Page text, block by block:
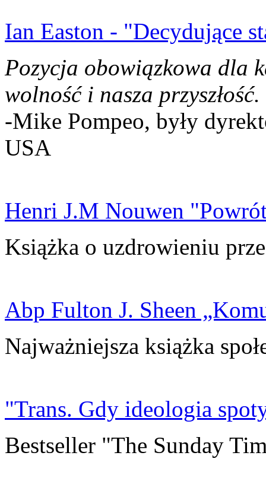
Ian Easton - "Decydujące
Pozycja obowiązkowa dla
wolność i nasza przyszłość.
-Mike Pompeo, były
USA
Henri J.M Nouwen
Książka o uzdrowieniu
Abp Fulton J. Sheen
Najważniejsza książka
"Trans. Gdy ideologia
Bestseller "The Sunday